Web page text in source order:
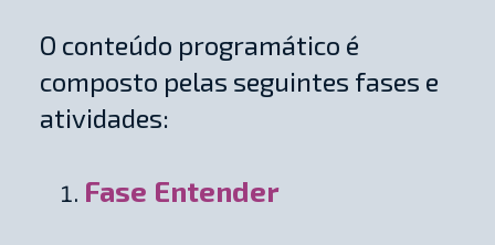
O conteúdo programático é
composto pelas seguintes fases e
atividades:
Fase Entender